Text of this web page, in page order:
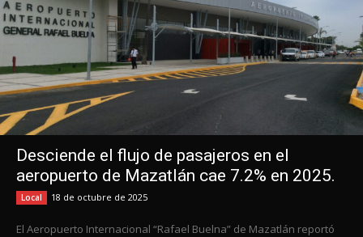
Desciende el flujo de pasajeros en el
aeropuerto de Mazatlán cae 7.2% en 2025.
Local 18 de octubre de 2025
El Aeropuerto Internacional “Rafael Buelna” de Mazatlán reportó